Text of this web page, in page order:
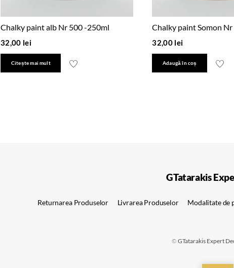
Chalky paint alb Nr 500 -250ml
32,00 lei
Citește mai mult
Chalky paint Somon
32,00 lei
Adaugă în coș
GTatarakis
Returnarea Produselor Livrarea Produselor Modalitate de
©GTatarakis Expert